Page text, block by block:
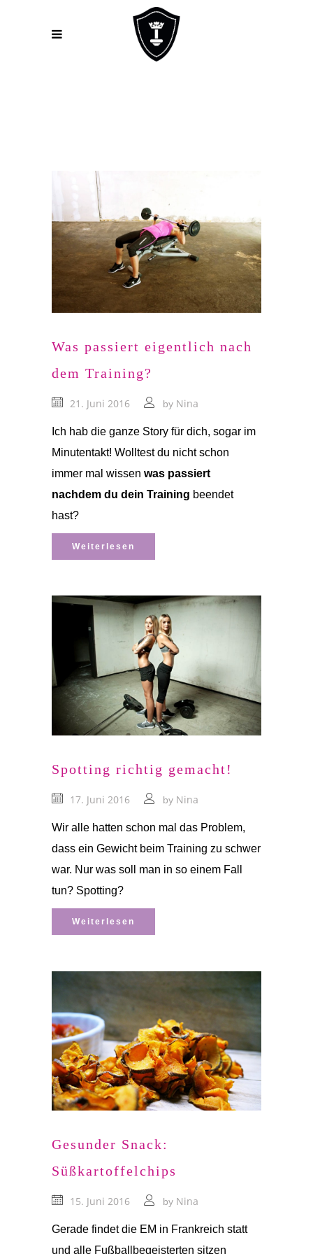
Was passiert eigentlich nach
dem Training?
21. Juni 2016 by Nina
Ich hab die ganze Story für dich, sogar im
Minutentakt! Wolltest du nicht schon
immer mal wissen was passiert
nachdem du dein Training beendet
hast?
Weiterlesen
Spotting richtig gemacht!
17. Juni 2016 by Nina
Wir alle hatten schon mal das Problem,
dass ein Gewicht beim Training zu schwer
war. Nur was soll man in so einem Fall
tun? Spotting?
Weiterlesen
Gesunder Snack:
Süßkartoffelchips
15. Juni 2016 by Nina
Gerade findet die EM in Frankreich statt
und alle Fußballbegeisterten sitzen